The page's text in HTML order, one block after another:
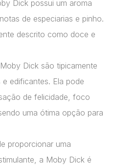
Dick possui um aroma
de especiarias e pinho.
descrito como doce e
Dick são tipicamente
edificantes. Ela pode
de felicidade, foco
uma ótima opção para
proporcionar uma
a Moby Dick é